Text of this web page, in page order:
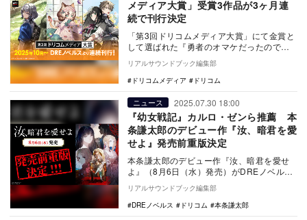
メディア大賞」受賞3作品が3ヶ月連
続で刊行決定
「第3回ドリコムメディア大賞」にて金賞と
して選ばれた『勇者のオマケだったので、
異世界を自由に旅することにした ～旅立ち
の王都編～…
リアルサウンドブック編集部
ドリコムメディア
ドリコム
ニュース 2025.07.30 18:00
『幼女戦記』カルロ・ゼンら推薦 本
条謙太郎のデビュー作『汝、暗君を愛
せよ』発売前重版決定
本条謙太郎のデビュー作『汝、暗君を愛せ
よ』（8月6日（水）発売）がDREノベルス
レーベル内で過去最高予約数を記録し、発
売前重版が…
リアルサウンドブック編集部
DREノベルス
ドリコム 本条謙太郎